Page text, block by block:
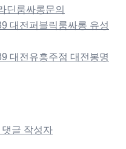
딘룸싸롱문의
대전퍼블릭룸싸롱 유성
대전유흥주점 대전봉명
글 작성자